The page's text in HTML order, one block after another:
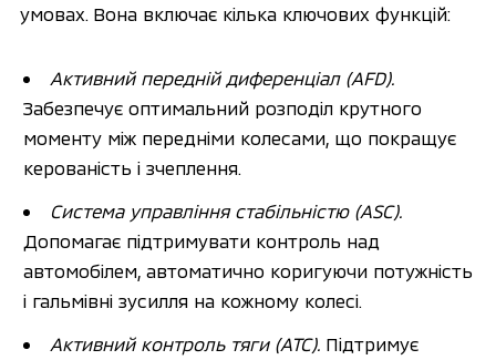
умовах. Вона включає кілька ключових функцій:
Активний передній диференціал (AFD).
Забезпечує оптимальний розподіл крутного
моменту між передніми колесами, що покращує
керованість і зчеплення.
Система управління стабільністю (ASC).
Допомагає підтримувати контроль над
автомобілем, автоматично коригуючи потужність
і гальмівні зусилля на кожному колесі.
Активний контроль тяги (ATC). Підтримує